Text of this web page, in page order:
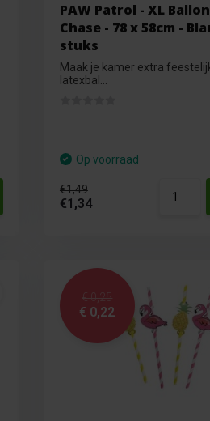
PAW Patrol - XL
Chase - 78 x 58cm -
stuks
Maak je kamer extra
latexbal...
Op voorraad
€1,49
€1,34
€ 0,25
€ 0,22